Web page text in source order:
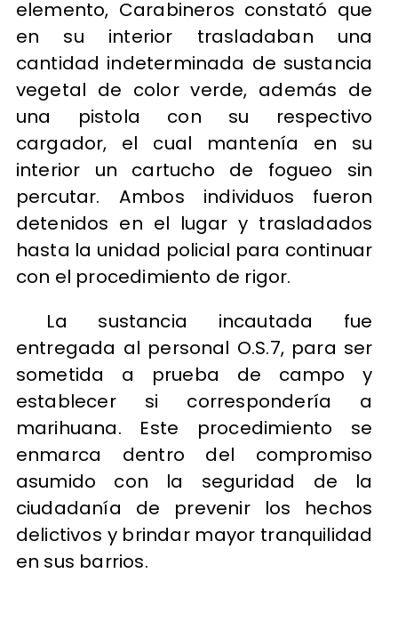
elemento, Carabineros constató que
en su interior trasladaban una
cantidad indeterminada de sustancia
vegetal de color verde, además de
una pistola con su respectivo
cargador, el cual mantenía en su
interior un cartucho de fogueo sin
percutar. Ambos individuos fueron
detenidos en el lugar y trasladados
hasta la unidad policial para continuar
con el procedimiento de rigor.
La sustancia incautada fue
entregada al personal O.S.7, para ser
sometida a prueba de campo y
establecer si correspondería a
marihuana. Este procedimiento se
enmarca dentro del compromiso
asumido con la seguridad de la
ciudadanía de prevenir los hechos
delictivos y brindar mayor tranquilidad
en sus barrios.